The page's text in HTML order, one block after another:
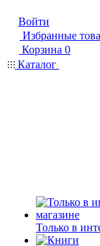
Войти
Избранные
Корзина 0
Каталог
Только в